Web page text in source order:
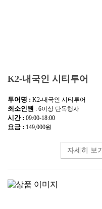
K2-내국인 시티투어
투어명 : K2-내국인 시티투어
최소인원 : 6이상 단독행사
시간 : 09:00-18:00
요금 : 149,000원
자세히 보기